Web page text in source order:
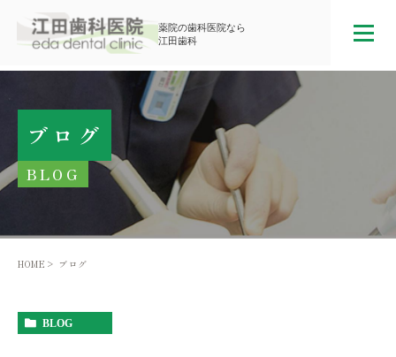
薬院の歯科医院なら
江田歯科
ブログ
BLOG
HOME ブログ
BLOG